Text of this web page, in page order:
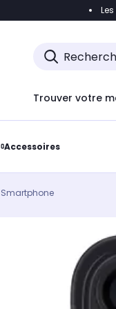
Accéder
Trouver votre
Accessoires
Smartphone